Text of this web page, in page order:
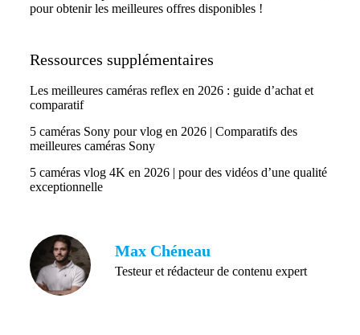
pour obtenir les meilleures offres disponibles !
Ressources supplémentaires
Les meilleures caméras reflex en 2026 : guide d’achat et
comparatif
5 caméras Sony pour vlog en 2026 | Comparatifs des
meilleures caméras Sony
5 caméras vlog 4K en 2026 | pour des vidéos d’une qualité
exceptionnelle
Max Chéneau
Testeur et rédacteur de contenu expert